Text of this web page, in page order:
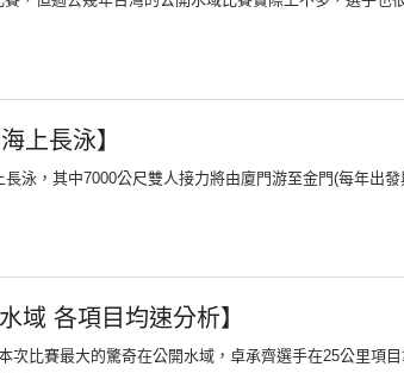
上長泳】
長泳，其中7000公尺雙人接力將由廈門游至金門(每年出
域 各項目均速分析】
次比賽最大的驚奇在公開水域，卓承齊選手在25公里項